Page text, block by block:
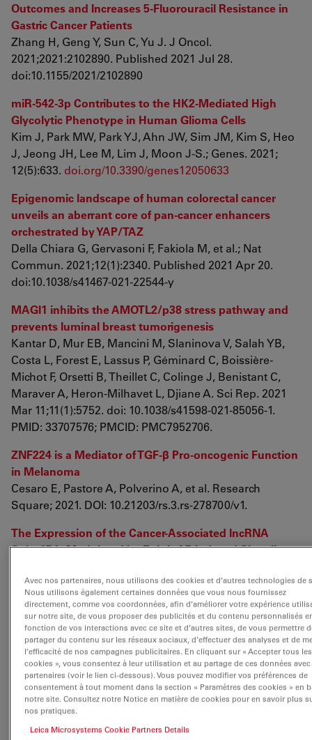
Outcomes and Increases 5-Fluorouracil Resistance in
Gastric Cancer Patients
Zhang H, Geng Y, Sun C, Yu J. J Oncol.
2021;2021:2102890. Published 2021 Jul 28.
doi:10.1155/2021/2102890
miR-542-3p Contributes to the HK2-Mediated High
Glycolytic Phenotype in Human Glioma Cells
Kim J, Park MW, Park YJ, Ahn JW, Sim JM, Kim S, Heo
J, Jeong JH, Lee M, Lim J, Moon J-S.; Genes. 2021;
12(5):633. doi.org/10.3390/genes12050633
Epigenomic landscape of human colorectal cancer
unveils an aberrant core of pan-cancer enhancers
orchestrated by YAP/TAZ
Della Chiara G, Gervasoni F, Fakiola M, et al.; Nat
Commun. 2021;12(1):2340. Published 2021 Apr 20.
doi:10.1038/s41467-021-22544-y
MAGI1 inhibits the AMOTL2/p38 stress pathway and
prevents luminal breast tumorigenesis
Kantar D, Mur EB, Mancini M, Slaninova V, Salah YB,
Costa L, Forest E, Lassus P, Géminard C, Boissière-
Michot F, Orsetti B, Theillet C, Colinge J, Benistant C,
Maraver A, Heron-Milhavet L, Djiane A. Sci Rep. 2021
Mar 11;11(1):5752. doi: 10.1038/s41598-021-85056-1.
PMID: 33707576; PMCID: PMC7952706.
ZNF224 is a Mediator of TGF-β Pro-oncogenic Function
in Melanoma
Cesaro E, Pastore A, Polverino A, et al. Research
Square; 2021. DOI: 10.21203/rs.3.rs-278700/v1.
The Expression of the Cancer-Associated lncRNA
Snhg15 Is Modulated by EphrinA5-Induced Signaling
Braunsteffer K, Reichard J, Ravaei A, Linde J, Lampert
A, Costa IG, Zimmer-Bensch G. Int J Mol Sci. 2021 Jan
29;22(3):1332. doi: 10.3390/ijms22031332. PMID:
33572758; PMCID: PMC7866228.
Cancer cells adapt FAM134B-BiP complex mediated
ER-phagy to survive hypoxic stress
Sandhya Chipurupalli, Raja Ganesan, Giulia Martini,
Luigi Mele, Elango Kannan, Vigneshwaran
Namasivayam, Vincenzo Desiderio, Nirmal Robinson
Avec nos partenaires, nous utilisons des cookies et d’autres technologies de
Nous utilisons également certaines données que vous nous fournissez
directement, comme vos coordonnées, afin d’améliorer votre expérience
sur notre site, de vous proposer des publicités et du contenu personnalisés
fonction de vos interactions avec ce site et d’autres sites, de vous permettre
partager du contenu sur les réseaux sociaux, d’effectuer des analyses et de
l’efficacité de nos campagnes publicitaires. En cliquant sur « Accepter tous les
cookies », vous consentez à leur utilisation et au partage de ces données
partenaires (voir le lien ci-dessous). Vous pouvez modifier vos préférences de
consentement à tout moment dans la section « Paramètres des cookies » en
notre site. Consultez notre Notice en matière de cookies pour en savoir plus
nos pratiques.
Leica Microsystems Cookie Partners Details